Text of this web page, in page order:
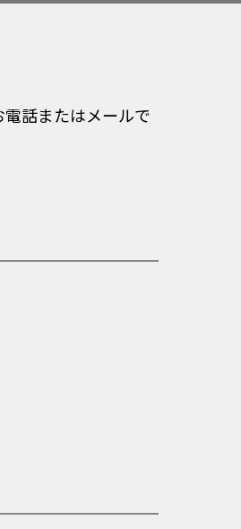
話またはメールで